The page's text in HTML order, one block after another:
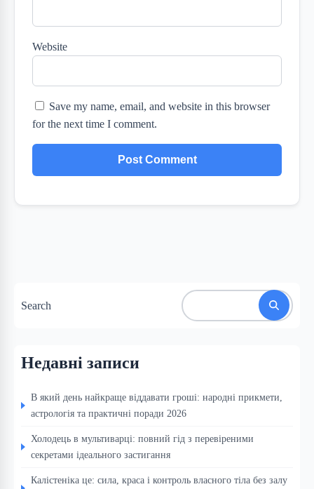
Website
Save my name, email, and website in this browser
for the next time I comment.
Search
Недавні записи
В який день найкраще віддавати гроші: народні прикмети,
астрологія та практичні поради 2026
Холодець в мультиварці: повний гід з перевіреними
секретами ідеального застигання
Калістеніка це: сила, краса і контроль власного тіла без залу